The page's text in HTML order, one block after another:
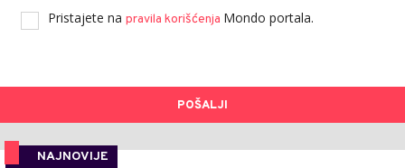
Pristajete na pravila korišćenja Mondo portala.
POŠALJI
NAJNOVIJE